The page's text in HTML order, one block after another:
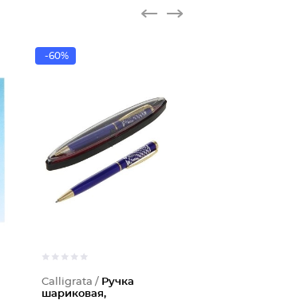
-60%
Calligrata / Ручка
шариковая,